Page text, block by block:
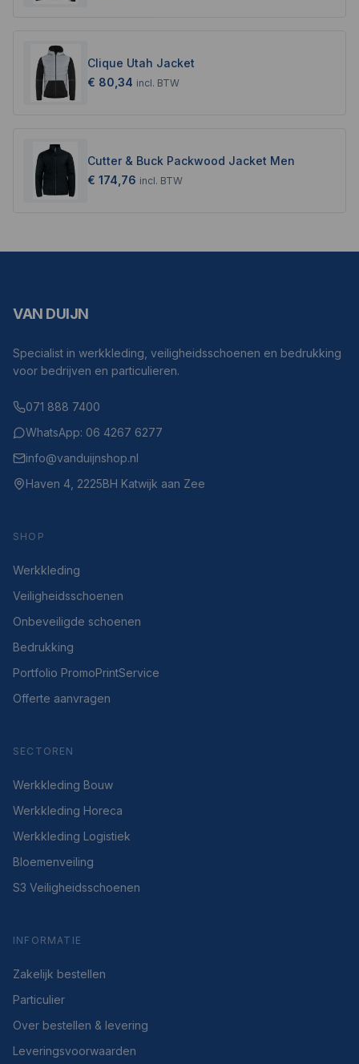
Clique Utah Jacket
€ 80,34 incl. BTW
Cutter & Buck Packwood Jacket Men
€ 174,76 incl. BTW
VAN DUIJN
Specialist in werkkleding, veiligheidsschoenen en bedrukking
voor bedrijven en particulieren.
071 888 7400
WhatsApp: 06 4267 6277
info@vanduijnshop.nl
Haven 4, 2225BH Katwijk aan Zee
SHOP
Werkkleding
Veiligheidsschoenen
Onbeveiligde schoenen
Bedrukking
Portfolio PromoPrintService
Offerte aanvragen
SECTOREN
Werkkleding Bouw
Werkkleding Horeca
Werkkleding Logistiek
Bloemenveiling
S3 Veiligheidsschoenen
INFORMATIE
Zakelijk bestellen
Particulier
Over bestellen & levering
Leveringsvoorwaarden